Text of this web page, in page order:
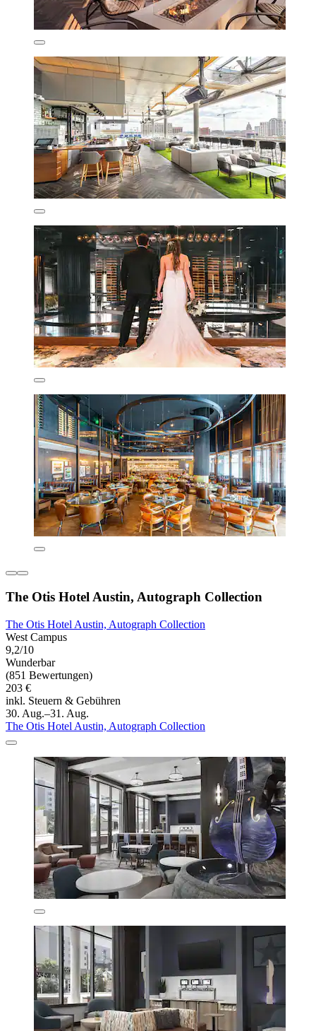
The Otis Hotel Austin, Autograph Collection
The Otis Hotel Austin, Autograph Collection
West Campus
9,2/10
Wunderbar
(851 Bewertungen)
203 €
inkl. Steuern & Gebühren
30. Aug.–31. Aug.
The Otis Hotel Austin, Autograph Collection